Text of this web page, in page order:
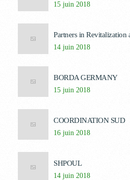
15 juin 2018
Partners in Revitalization
14 juin 2018
BORDA GERMANY
15 juin 2018
COORDINATION SUD
16 juin 2018
SHPOUL
14 juin 2018